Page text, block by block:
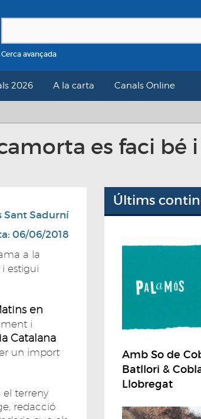
Cerca avançada
2026 A la carta Canals Online
es faci bé
Sant Sadurní
06/06/2018
a la
estigui
en
i
Catalana
un import
el terreny
redacció
Últims
Amb So de
Batllori &
Llobregat